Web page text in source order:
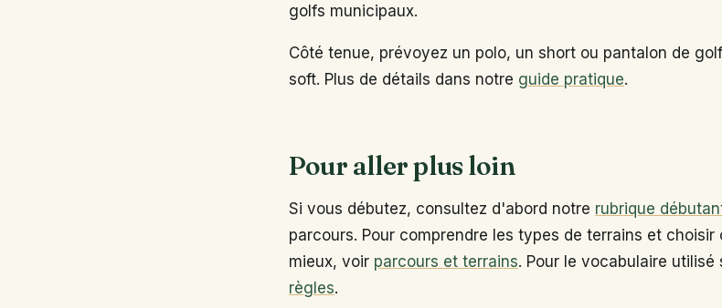
golfs municipaux.
Côté tenue, prévoyez un polo, un short ou pantalon de
soft. Plus de détails dans notre guide pratique.
Pour aller plus loin
Si vous débutez, consultez d'abord notre rubrique
parcours. Pour comprendre les types de terrains et
mieux, voir parcours et terrains. Pour le vocabulaire utilisé
règles.